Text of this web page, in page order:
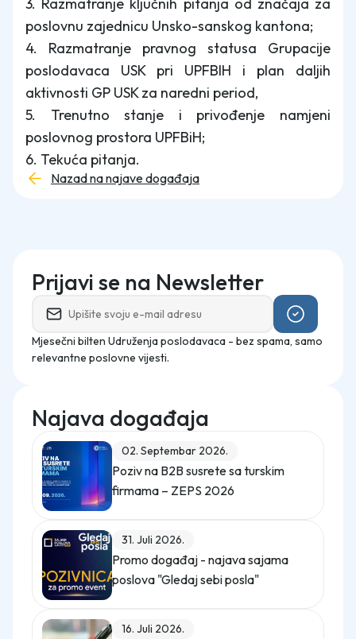
poslovnu zajednicu Unsko-sanskog kantona;
4. Razmatranje pravnog statusa Grupacije
poslodavaca USK pri UPFBIH i plan daljih
aktivnosti GP USK za naredni period,
5. Trenutno stanje i privođenje namjeni
poslovnog prostora UPFBiH;
6. Tekuća pitanja.
Nazad na najave događaja
Prijavi se na Newsletter
Mjesečni bilten Udruženja poslodavaca - bez spama, samo
relevantne poslovne vijesti.
Najava događaja
02. Septembar 2026.
Poziv na B2B susrete sa turskim
firmama – ZEPS 2026
31. Juli 2026.
Promo događaj - najava sajama
poslova "Gledaj sebi posla"
16. Juli 2026.